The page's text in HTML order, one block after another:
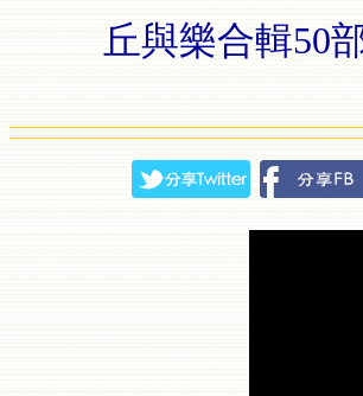
丘與樂合輯50